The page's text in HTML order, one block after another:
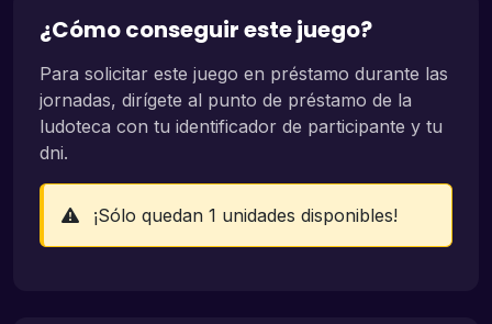
¿Cómo conseguir este juego?
Para solicitar este juego en préstamo durante las
jornadas, dirígete al punto de préstamo de la
ludoteca con tu identificador de participante y tu
dni.
¡Sólo quedan 1 unidades disponibles!